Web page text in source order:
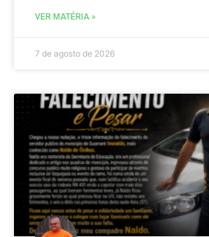
VER MATÉRIA »
7 de agosto de 2026